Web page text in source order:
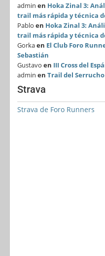
admin en Hoka Zinal 3:
trail más rápida y técnica
Pablo en Hoka Zinal 3:
trail más rápida y técnica
Gorkaen El Club Foro
Sebastián
Gustavo en III Cross del
admin en Trail del Serrucho
Strava
Strava de Foro Runners